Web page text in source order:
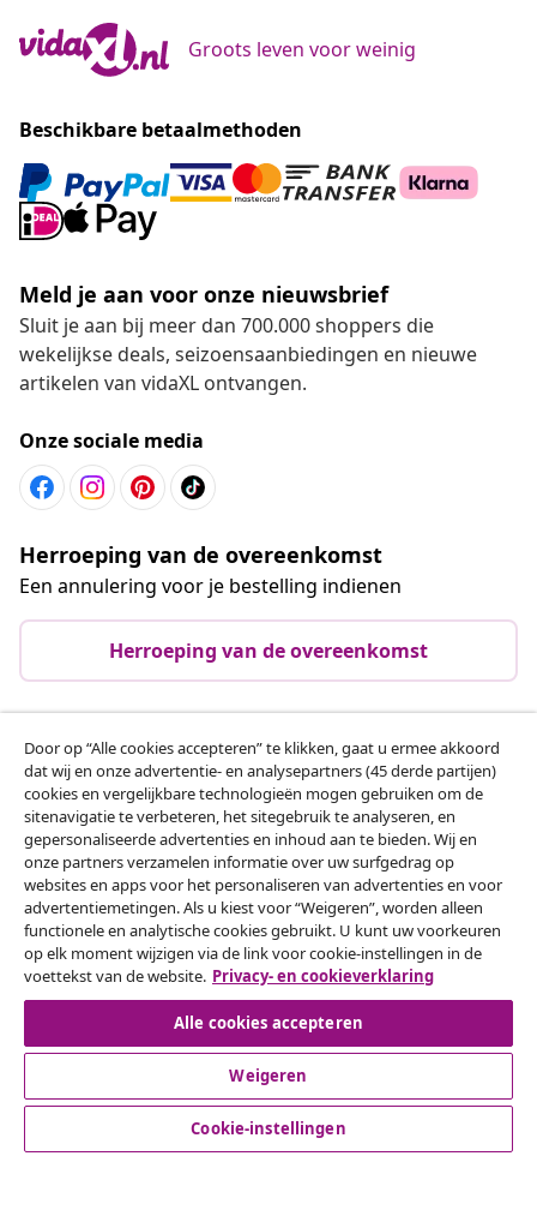
Groots leven voor weinig
Beschikbare betaalmethoden
Meld je aan voor onze nieuwsbrief
Sluit je aan bij meer dan 700.000 shoppers die
wekelijkse deals, seizoensaanbiedingen en nieuwe
artikelen van vidaXL ontvangen.
Onze sociale media
Herroeping van de overeenkomst
Een annulering voor je bestelling indienen
Herroeping van de overeenkomst
Klantenservice
Zakelijk
vidaXL
Ontdek meer
© 2008-2026 vidaXL www.vidaxl.nl is een website van vidaXL
Door op “Alle cookies accepteren” te klikken, gaat u ermee akkoord
dat wij en onze advertentie- en analysepartners (45 derde partijen)
cookies en vergelijkbare technologieën mogen gebruiken om de
sitenavigatie te verbeteren, het sitegebruik te analyseren, en
gepersonaliseerde advertenties en inhoud aan te bieden. Wij en
onze partners verzamelen informatie over uw surfgedrag op
websites en apps voor het personaliseren van advertenties en voor
advertentiemetingen. Als u kiest voor “Weigeren”, worden alleen
functionele en analytische cookies gebruikt. U kunt uw voorkeuren
op elk moment wijzigen via de link voor cookie-instellingen in de
voettekst van de website. Privacy- en cookieverklaring
Alle cookies accepteren
Weigeren
Cookie-instellingen